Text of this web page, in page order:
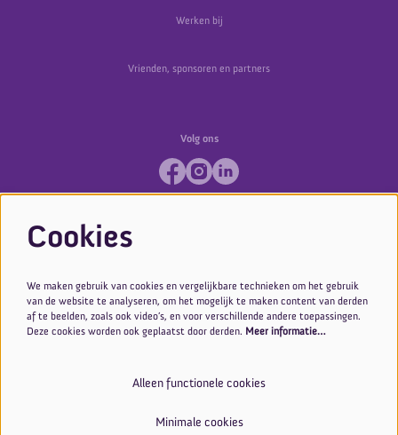
Werken bij
Vrienden, sponsoren en partners
Volg ons
Cookies
We maken gebruik van cookies en vergelijkbare technieken om het gebruik
van de website te analyseren, om het mogelijk te maken content van derden
af te beelden, zoals ook video’s, en voor verschillende andere toepassingen.
Deze cookies worden ook geplaatst door derden. Meer informatie…
Alleen functionele cookies
Minimale cookies